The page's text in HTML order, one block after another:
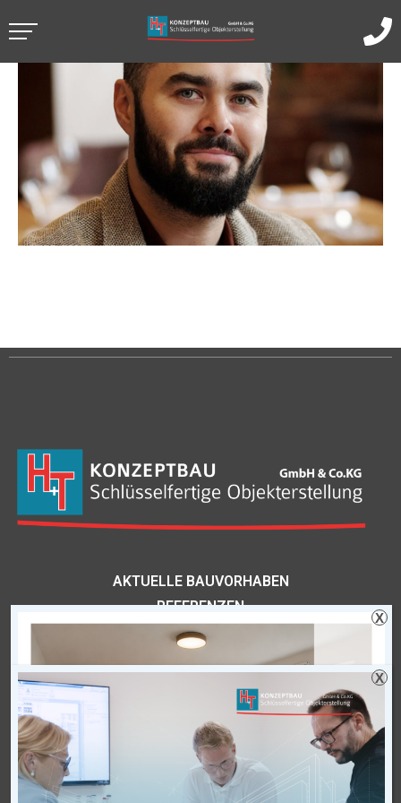
AKTUELLE BAUVORHABEN
REFERENZEN
NEUIGKEITEN
KARRIERE
ÜBER UNS
KONTAKT
X
X